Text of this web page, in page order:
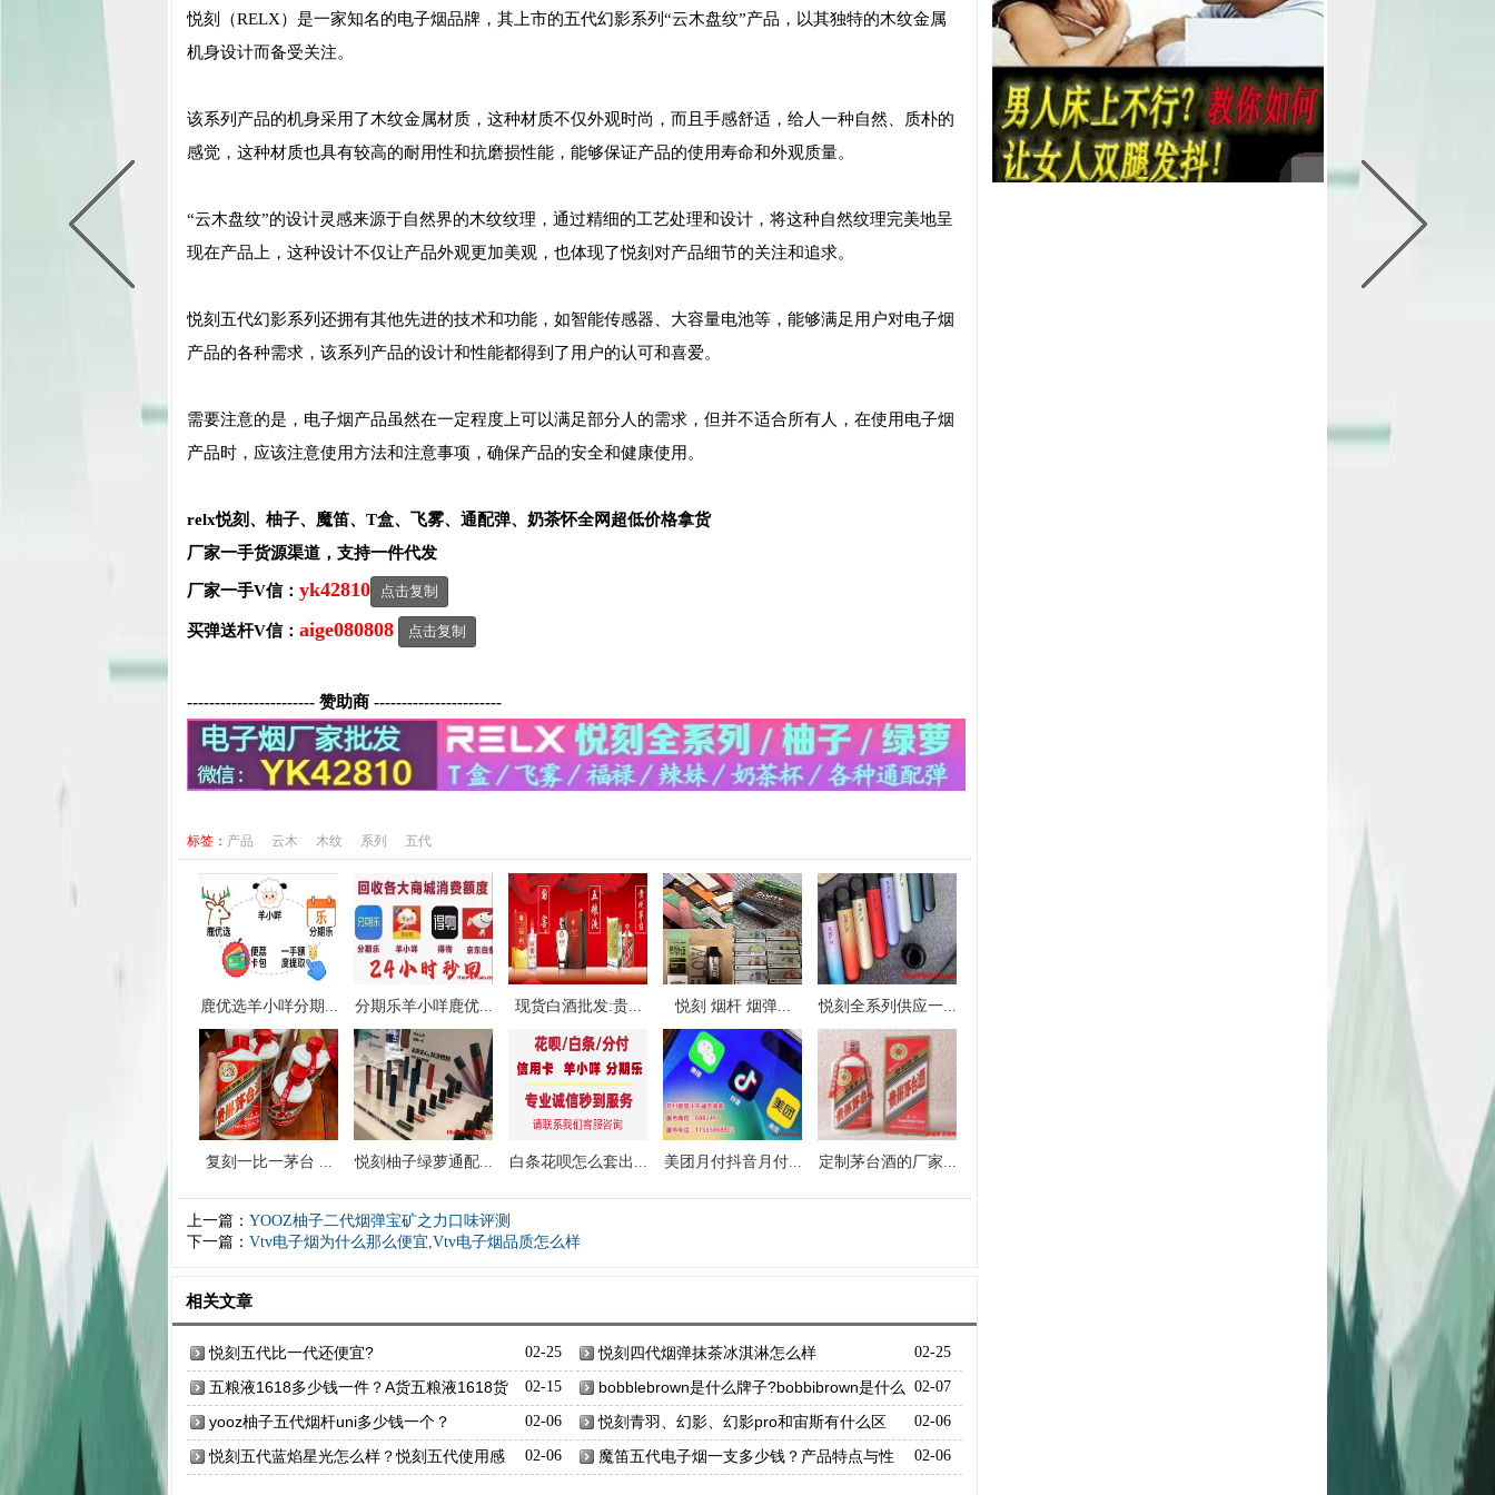
悦刻（RELX）是一家知名的电子烟品牌，其上市的五代幻影系列“云木盘纹”产品，以其独特的木纹金属
机身设计而备受关注。
该系列产品的机身采用了木纹金属材质，这种材质不仅外观时尚，而且手感舒适，给人一种自然、质朴的
感觉，这种材质也具有较高的耐用性和抗磨损性能，能够保证产品的使用寿命和外观质量。
“云木盘纹”的设计灵感来源于自然界的木纹纹理，通过精细的工艺处理和设计，将这种自然纹理完美地呈
现在产品上，这种设计不仅让产品外观更加美观，也体现了悦刻对产品细节的关注和追求。
悦刻五代幻影系列还拥有其他先进的技术和功能，如智能传感器、大容量电池等，能够满足用户对电子烟
产品的各种需求，该系列产品的设计和性能都得到了用户的认可和喜爱。
需要注意的是，电子烟产品虽然在一定程度上可以满足部分人的需求，但并不适合所有人，在使用电子烟
产品时，应该注意使用方法和注意事项，确保产品的安全和健康使用。
relx悦刻、柚子、魔笛、T盒、飞雾、通配弹、奶茶怀全网超低价格拿货
厂家一手货源渠道，支持一件代发
厂家一手V信： yk42810 点击复制
买弹送杆V信： aige080808 点击复制
----------------------- 赞助商 -----------------------
标签： 产品 云木 木纹 系列 五代
鹿优选羊小咩分期... 分期乐羊小咩鹿优... 现货白酒批发:贵... 悦刻 烟杆 烟弹... 悦刻全系列供应一...
复刻一比一茅台 ... 悦刻柚子绿萝通配... 白条花呗怎么套出... 美团月付抖音月付... 定制茅台酒的厂家...
上一篇： YOOZ柚子二代烟弹宝矿之力口味评测
下一篇： Vtv电子烟为什么那么便宜,Vtv电子烟品质怎么样
相关文章
02-25
悦刻五代比一代还便宜? 02-25
悦刻四代烟弹抹茶冰淇淋怎么样
02-15
五粮液1618多少钱一件？A货五粮液1618货
源渠道
02-07
bobblebrown是什么牌子?bobbibrown是什么
档次
02-06
yooz柚子五代烟杆uni多少钱一个？ 02-06
悦刻青羽、幻影、幻影pro和宙斯有什么区
别？
02-06
悦刻五代蓝焰星光怎么样？悦刻五代使用感 02-06
魔笛五代电子烟一支多少钱？产品特点与性